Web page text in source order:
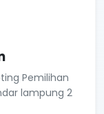
Pemilihan
lampung 2